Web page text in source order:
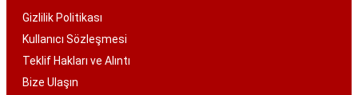
Gizlilik Politikası
Kullanıcı Sözleşmesi
Teklif Hakları ve Alıntı
Bize Ulaşın